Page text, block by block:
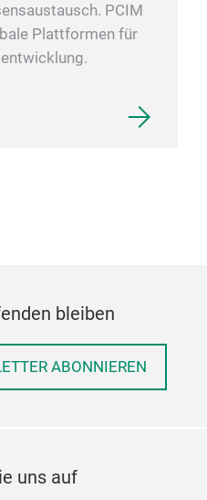
PCIM
Plattformen für
bleiben
ABONNIEREN
uns auf